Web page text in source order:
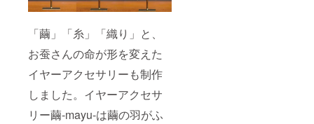
「繭」「糸」「織り」と、
お蚕さんの命が形を変えた
イヤーアクセサリーも制作
しました。イヤーアクセサ
リー繭-mayu-は繭の羽がふ